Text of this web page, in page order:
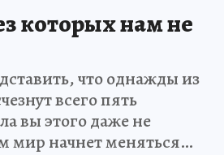
которых нам не
что однажды из
всего пять
вы этого даже не
мир начнет меняться…